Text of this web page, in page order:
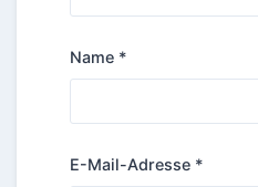
Name *
E-Mail-Adresse *